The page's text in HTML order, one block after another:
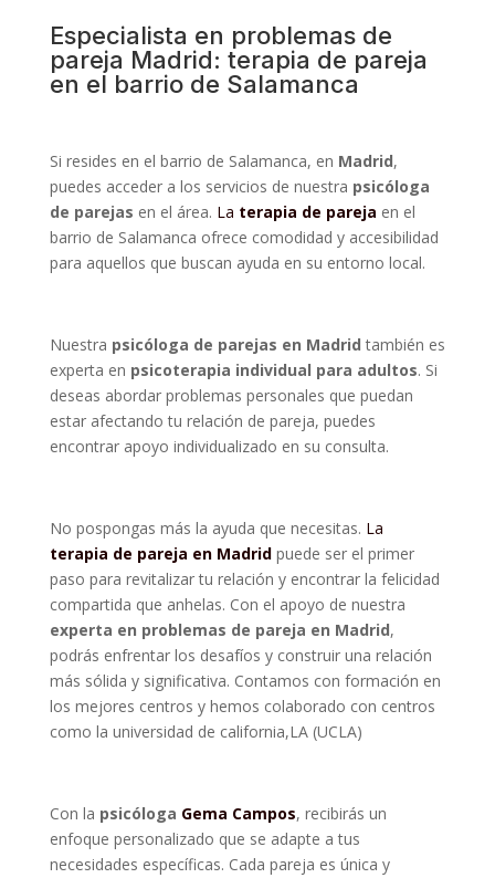
Especialista en problemas de
pareja Madrid: terapia de pareja
en el barrio de Salamanca
Si resides en el barrio de Salamanca, en Madrid,
puedes acceder a los servicios de nuestra psicóloga
de parejas en el área. La terapia de pareja en el
barrio de Salamanca ofrece comodidad y accesibilidad
para aquellos que buscan ayuda en su entorno local.
Nuestra psicóloga de parejas en Madrid también es
experta en psicoterapia individual para adultos. Si
deseas abordar problemas personales que puedan
estar afectando tu relación de pareja, puedes
encontrar apoyo individualizado en su consulta.
No pospongas más la ayuda que necesitas. La
terapia de pareja en Madridpuede ser el primer
paso para revitalizar tu relación y encontrar la felicidad
compartida que anhelas. Con el apoyo de nuestra
experta en problemas de pareja en Madrid,
podrás enfrentar los desafíos y construir una relación
más sólida y significativa. Contamos con formación en
los mejores centros y hemos colaborado con centros
como la universidad de california,LA (UCLA)
Con la psicóloga Gema Campos, recibirás un
enfoque personalizado que se adapte a tus
necesidades específicas. Cada pareja es única y